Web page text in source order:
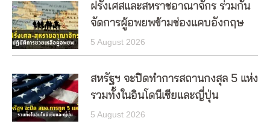
ฝรั่งเศสและสหราชอาณาจักร ร่วมกัน
จัดการผู้อพยพข้ามช่องแคบอังกฤษ
5 August 2026
สหรัฐฯ จะปิดทำการสถานกงสุล 5 แห่ง
รวมทั้งในอินโดนีเซียและญี่ปุ่น
5 August 2026